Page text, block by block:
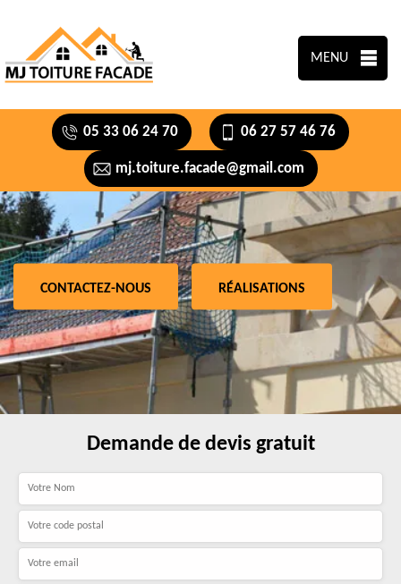
MENU
05 33 06 24 70 06 27 57 46 76
mj.toiture.facade@gmail.com
CONTACTEZ-NOUS RÉALISATIONS
Demande de devis gratuit